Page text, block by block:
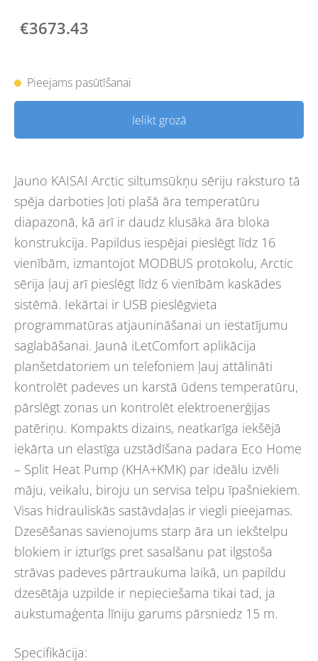
€3673.43
Pieejams pasūtīšanai
Ielikt grozā
Jauno KAISAI Arctic siltumsūkņu sēriju raksturo tā
spēja darboties ļoti plašā āra temperatūru
diapazonā, kā arī ir daudz klusāka āra bloka
konstrukcija. Papildus iespējai pieslēgt līdz 16
vienībām, izmantojot MODBUS protokolu, Arctic
sērija ļauj arī pieslēgt līdz 6 vienībām kaskādes
sistēmā. Iekārtai ir USB pieslēgvieta
programmatūras atjaunināšanai un iestatījumu
saglabāšanai. Jaunā iLetComfort aplikācija
planšetdatoriem un telefoniem ļauj attālināti
kontrolēt padeves un karstā ūdens temperatūru,
pārslēgt zonas un kontrolēt elektroenerģijas
patēriņu. Kompakts dizains, neatkarīga iekšējā
iekārta un elastīga uzstādīšana padara Eco Home
– Split Heat Pump (KHA+KMK) par ideālu izvēli
māju, veikalu, biroju un servisa telpu īpašniekiem.
Visas hidrauliskās sastāvdaļas ir viegli pieejamas.
Dzesēšanas savienojums starp āra un iekštelpu
blokiem ir izturīgs pret sasalšanu pat ilgstoša
strāvas padeves pārtraukuma laikā, un papildu
dzesētāja uzpilde ir nepieciešama tikai tad, ja
aukstumaģenta līniju garums pārsniedz 15 m.
Specifikācija: